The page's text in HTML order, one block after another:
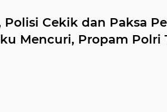
Polisi Cekik dan Paksa
Mencuri, Propam Polri